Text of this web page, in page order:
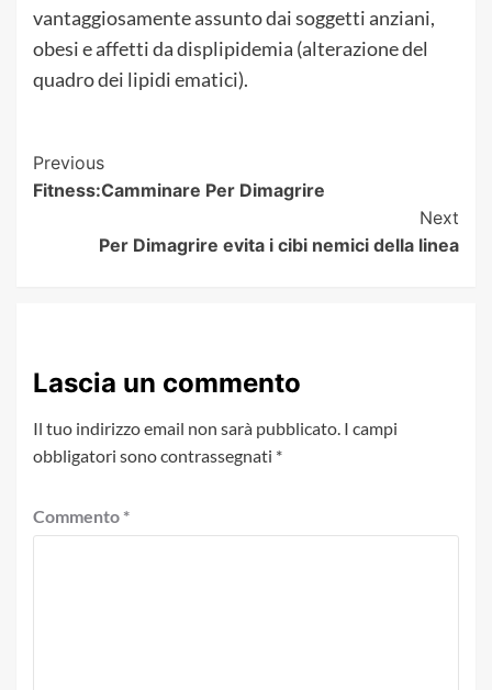
vantaggiosamente assunto dai soggetti anziani,
obesi e affetti da displipidemia (alterazione del
quadro dei lipidi ematici).
Post
Navigation
Previous
Fitness:Camminare Per Dimagrire
Next
Per Dimagrire evita i cibi nemici della linea
Lascia un commento
Il tuo indirizzo email non sarà pubblicato. I campi
obbligatori sono contrassegnati *
Commento *